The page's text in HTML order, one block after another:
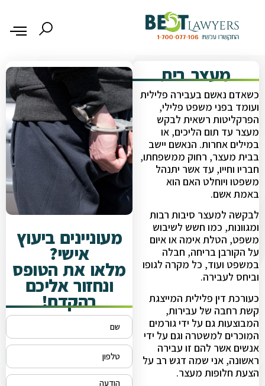
מעצר בית
כשאדם נאשם בעבירה פלילית
ועומד בפני משפט פלילי,
הפרקליטות רשאית לבקש
מעצר עד תום הליכים, או
במילים אחרות. הנאשם יישב
בבית מעצר, רחוק ממשפחתו,
חבריו וחייו, עד אשר יתנהל
משפטו ויוחלט האם הוא
באמת אשם.
לבקשה למעצר סיבות רבות
ומגוונות, כמו חשש לשיבוש
משפט, הטלת אימה או איום
על הקורבן בריחה, חבלה
במשפט ועוד, כל מקרה לגופו
וביחס לעבירה.
כעורכת דין פלילית המייצגת
קשת רחבה של עבירות,
המבוצעות גם על ידי גורמים
המוכרים למשטרה וגם על ידי
אנשים אשר להם זו עבירה
ראשונה, אני שמה דגש רב על
הצעת חלופות מעצר.
מעוניינים ביעוץ
אישי?
מלאו את הטופס
ונחזור אליכם
בהקדם!